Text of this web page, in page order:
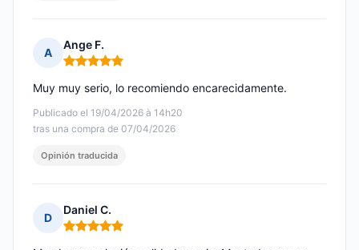
A
Ange F.
Nota: 5 de 5
Publicado el 19/04/2026 à 14h20
tras una compra de 07/04/2026
Muy muy serio, lo recomiendo encarecidamente.
Opinión traducida
D
Daniel C.
Nota: 5 de 5